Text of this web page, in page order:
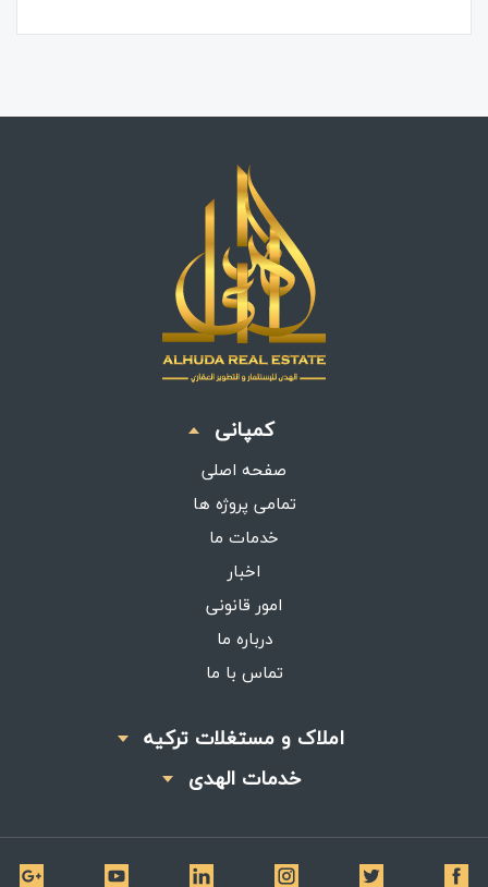
کمپانی
صفحه اصلی
تمامی پروژه ها
خدمات ما
اخبار
امور قانونی
درباره ما
تماس با ما
املاک و مستغلات ترکیه
خدمات الهدی